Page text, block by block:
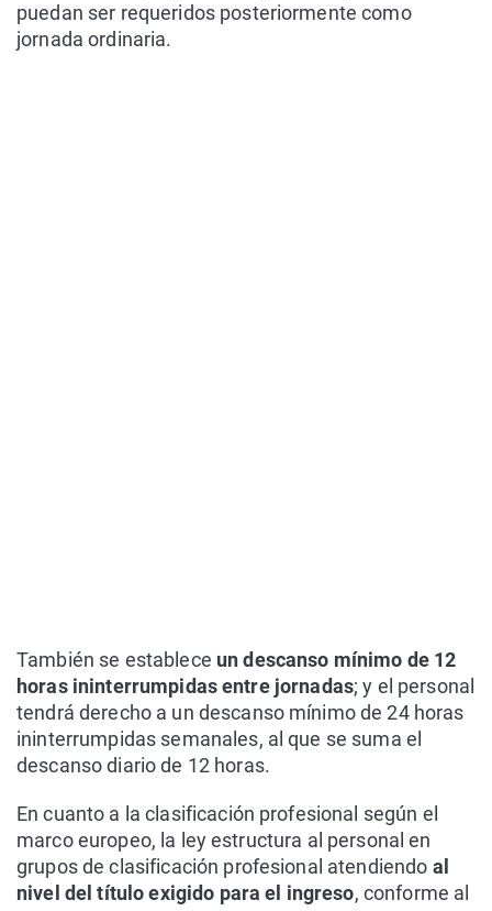
puedan ser requeridos posteriormente como
jornada ordinaria.
También se establece un descanso mínimo de 12
horas ininterrumpidas entre jornadas; y el personal
tendrá derecho a un descanso mínimo de 24 horas
ininterrumpidas semanales, al que se suma el
descanso diario de 12 horas.
En cuanto a la clasificación profesional según el
marco europeo, la ley estructura al personal en
grupos de clasificación profesional atendiendo al
nivel del título exigido para el ingreso, conforme al